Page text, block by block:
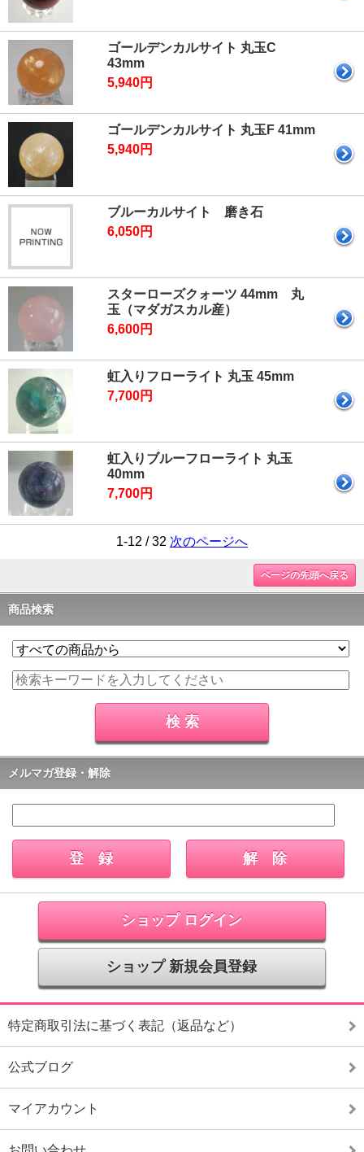
ゴールデンカルサイト 丸玉C
43mm
5,940円
ゴールデンカルサイト 丸玉F 41mm
5,940円
ブルーカルサイト 磨き石
6,050円
スターローズクォーツ 44mm 丸
玉（マダガスカル産）
6,600円
虹入りフローライト 丸玉 45mm
7,700円
虹入りブルーフローライト 丸玉
40mm
7,700円
1-12 / 32 次のページへ
ページの先頭へ戻る
商品検索
メルマガ登録・解除
ショップ ログイン
ショップ 新規会員登録
特定商取引法に基づく表記（返品など）
公式ブログ
マイアカウント